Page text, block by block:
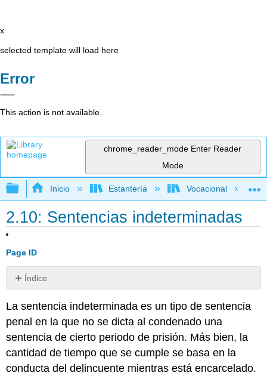
x
selected template will load here
Error
This action is not available.
chrome_reader_mode Enter Reader
Mode
Expandir/contraer jerarquía global
Inicio Estantería Vocacional
2.10: Sentencias indeterminadas
Page ID
Índice
Sin
Lasentencia indeterminada es un tipo de sentencia
penal en la que no se dicta al condenado una
sentencia de cierto periodo de prisión. Más bien, la
cantidad de tiempo que se cumple se basa en la
conducta del delincuente mientras está encarcelado.